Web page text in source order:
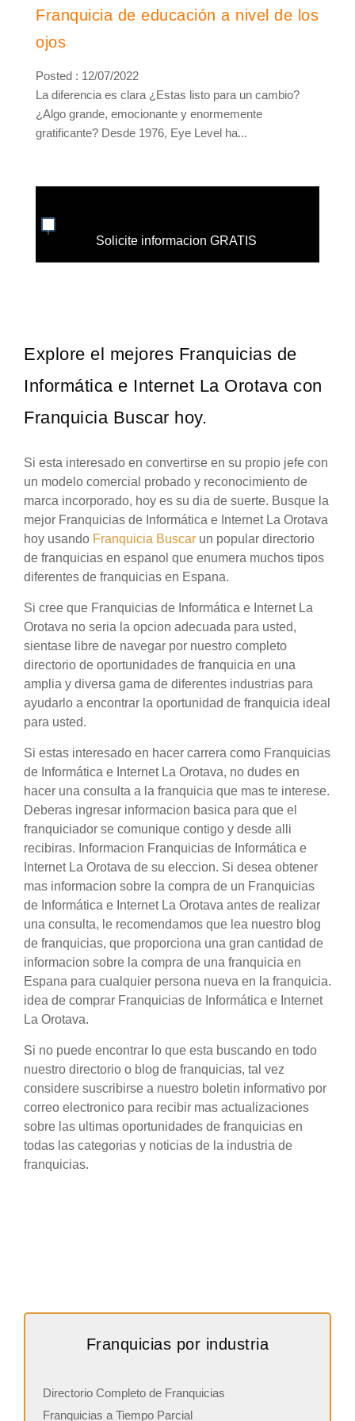
Franquicia de educación a nivel de los
ojos
Posted : 12/07/2022
La diferencia es clara ¿Estas listo para un cambio?
¿Algo grande, emocionante y enormemente
gratificante? Desde 1976, Eye Level ha...
Solicite informacion GRATIS
Explore el mejores Franquicias de
Informática e Internet La Orotava con
Franquicia Buscar hoy.
Si esta interesado en convertirse en su propio jefe con
un modelo comercial probado y reconocimiento de
marca incorporado, hoy es su dia de suerte. Busque la
mejor Franquicias de Informática e Internet La Orotava
hoy usando Franquicia Buscar un popular directorio
de franquicias en espanol que enumera muchos tipos
diferentes de franquicias en Espana.
Si cree que Franquicias de Informática e Internet La
Orotava no seria la opcion adecuada para usted,
sientase libre de navegar por nuestro completo
directorio de oportunidades de franquicia en una
amplia y diversa gama de diferentes industrias para
ayudarlo a encontrar la oportunidad de franquicia ideal
para usted.
Si estas interesado en hacer carrera como Franquicias
de Informática e Internet La Orotava, no dudes en
hacer una consulta a la franquicia que mas te interese.
Deberas ingresar informacion basica para que el
franquiciador se comunique contigo y desde alli
recibiras. Informacion Franquicias de Informática e
Internet La Orotava de su eleccion. Si desea obtener
mas informacion sobre la compra de un Franquicias
de Informática e Internet La Orotava antes de realizar
una consulta, le recomendamos que lea nuestro blog
de franquicias, que proporciona una gran cantidad de
informacion sobre la compra de una franquicia en
Espana para cualquier persona nueva en la franquicia.
idea de comprar Franquicias de Informática e Internet
La Orotava.
Si no puede encontrar lo que esta buscando en todo
nuestro directorio o blog de franquicias, tal vez
considere suscribirse a nuestro boletin informativo por
correo electronico para recibir mas actualizaciones
sobre las ultimas oportunidades de franquicias en
todas las categorias y noticias de la industria de
franquicias.
Franquicias por industria
Directorio Completo de Franquicias
Franquicias a Tiempo Parcial